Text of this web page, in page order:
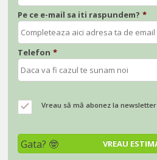
Pe ce e-mail sa iti raspundem? *
Telefon *
Vreau să mă abonez la newsletter